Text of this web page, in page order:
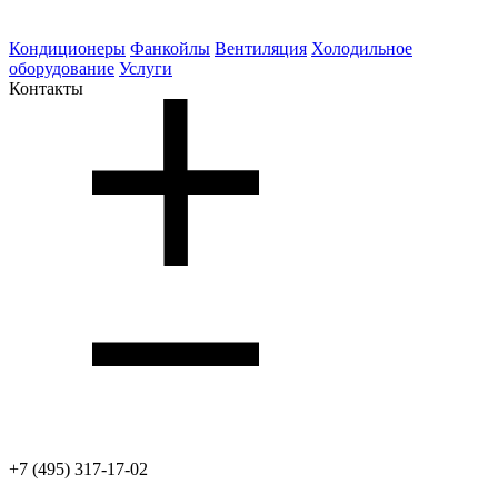
Кондиционеры Фанкойлы Вентиляция Холодильное
оборудование Услуги
Контакты
+7 (495) 317-17-02